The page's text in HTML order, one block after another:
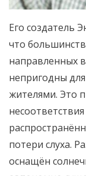
Его создатель
что
направленных
непригодны
жителями. Это
потери слуха.
оснащён